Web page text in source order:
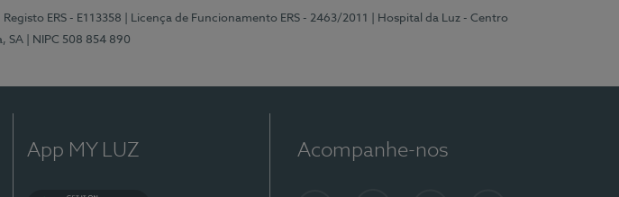
| Registo ERS - E113358 | Licença de Funcionamento ERS - 2463/2011
| Hospital da Luz - Centro
SA
| NIPC 508 854 890
App MY LUZ Acompanhe-nos